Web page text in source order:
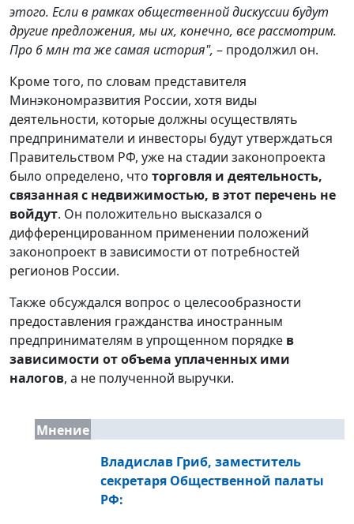
этого. Если в рамках общественной дискуссии будут
другие предложения, мы их, конечно, все рассмотрим.
Про 6 млн та же самая история", – продолжил он.
Кроме того, по словам представителя
Минэкономразвития России, хотя виды
деятельности, которые должны осуществлять
предприниматели и инвесторы будут утверждаться
Правительством РФ, уже на стадии законопроекта
было определено, что торговля и деятельность,
связанная с недвижимостью, в этот перечень не
войдут. Он положительно высказался о
дифференцированном применении положений
законопроект в зависимости от потребностей
регионов России.
Также обсуждался вопрос о целесообразности
предоставления гражданства иностранным
предпринимателям в упрощенном порядке в
зависимости от объема уплаченных ими
налогов, а не полученной выручки.
Мнение
Владислав Гриб, заместитель
секретаря Общественной палаты
РФ: